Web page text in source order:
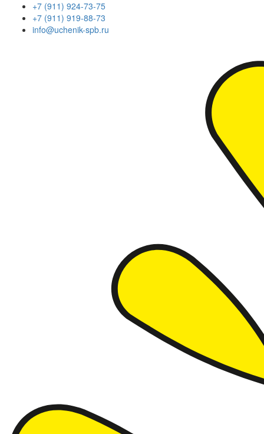
+7 (911) 924-73-75
+7 (911) 919-88-73
info@uchenik-spb.ru